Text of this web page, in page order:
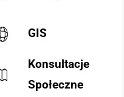
GIS
Konsultacje
Społeczne